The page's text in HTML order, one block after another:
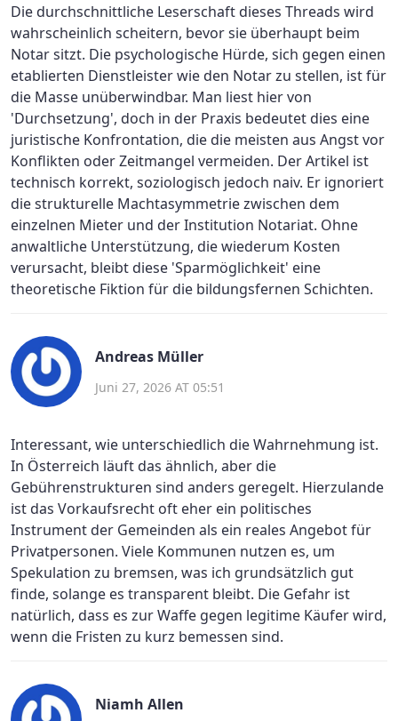
Die durchschnittliche Leserschaft dieses Threads wird
wahrscheinlich scheitern, bevor sie überhaupt beim
Notar sitzt. Die psychologische Hürde, sich gegen einen
etablierten Dienstleister wie den Notar zu stellen, ist für
die Masse unüberwindbar. Man liest hier von
'Durchsetzung', doch in der Praxis bedeutet dies eine
juristische Konfrontation, die die meisten aus Angst vor
Konflikten oder Zeitmangel vermeiden. Der Artikel ist
technisch korrekt, soziologisch jedoch naiv. Er ignoriert
die strukturelle Machtasymmetrie zwischen dem
einzelnen Mieter und der Institution Notariat. Ohne
anwaltliche Unterstützung, die wiederum Kosten
verursacht, bleibt diese 'Sparmöglichkeit' eine
theoretische Fiktion für die bildungsfernen Schichten.
Andreas Müller
Juni 27, 2026 AT 05:51
Interessant, wie unterschiedlich die Wahrnehmung ist.
In Österreich läuft das ähnlich, aber die
Gebührenstrukturen sind anders geregelt. Hierzulande
ist das Vorkaufsrecht oft eher ein politisches
Instrument der Gemeinden als ein reales Angebot für
Privatpersonen. Viele Kommunen nutzen es, um
Spekulation zu bremsen, was ich grundsätzlich gut
finde, solange es transparent bleibt. Die Gefahr ist
natürlich, dass es zur Waffe gegen legitime Käufer wird,
wenn die Fristen zu kurz bemessen sind.
Niamh Allen